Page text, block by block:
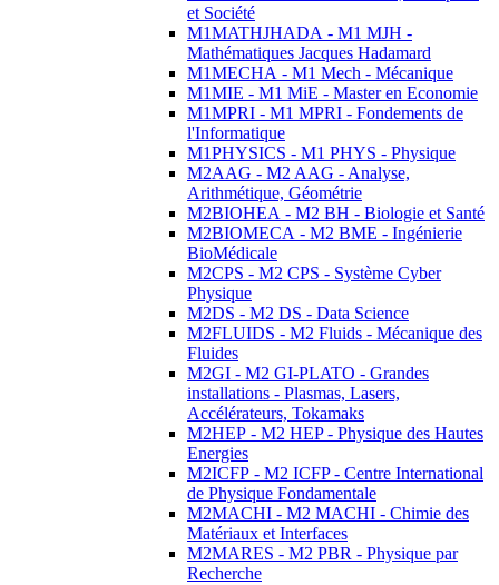
et Société
M1MATHJHADA - M1 MJH -
Mathématiques Jacques Hadamard
M1MECHA - M1 Mech - Mécanique
M1MIE - M1 MiE - Master en Economie
M1MPRI - M1 MPRI - Fondements de
l'Informatique
M1PHYSICS - M1 PHYS - Physique
M2AAG - M2 AAG - Analyse,
Arithmétique, Géométrie
M2BIOHEA - M2 BH - Biologie et Santé
M2BIOMECA - M2 BME - Ingénierie
BioMédicale
M2CPS - M2 CPS - Système Cyber
Physique
M2DS - M2 DS - Data Science
M2FLUIDS - M2 Fluids - Mécanique des
Fluides
M2GI - M2 GI-PLATO - Grandes
installations - Plasmas, Lasers,
Accélérateurs, Tokamaks
M2HEP - M2 HEP - Physique des Hautes
Energies
M2ICFP - M2 ICFP - Centre International
de Physique Fondamentale
M2MACHI - M2 MACHI - Chimie des
Matériaux et Interfaces
M2MARES - M2 PBR - Physique par
Recherche